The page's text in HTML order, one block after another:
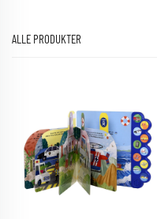
ALLE PRODUKTER